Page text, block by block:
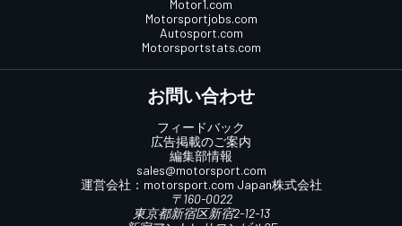
Motor1.com
Motorsportjobs.com
Autosport.com
Motorsportstats.com
お問い合わせ
フィードバック
広告掲載のご案内
編集部情報
sales@motorsport.com
運営会社： motorsport.com Japan株式会社
〒160-0022
東京都新宿区新宿2-12-13